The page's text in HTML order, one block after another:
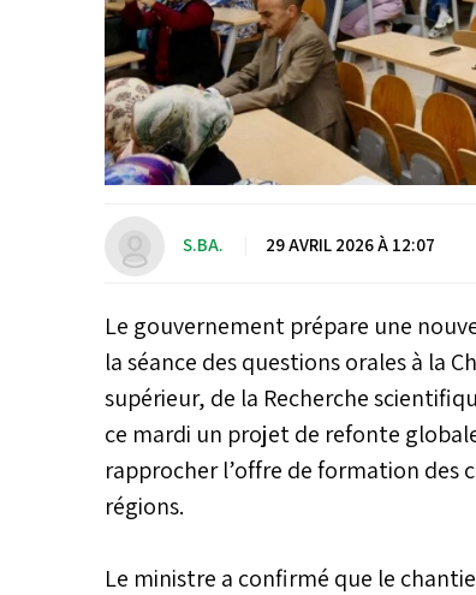
S.BA. 29 AVRIL 2026 À 12:07
Le gouvernement prépare une
la séance des questions orales à la
supérieur, de la Recherche
ce mardi un projet de refonte
rapprocher l’offre de formation des
régions.
Le ministre a confirmé que le